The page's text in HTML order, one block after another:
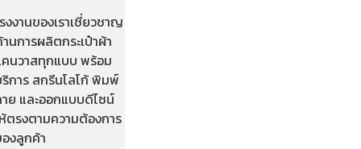
งงานของเราเชี่ยวชาญ
นการผลิตกระเป๋าผ้า
นวาสทุกแบบ พร้อม
การ สกรีนโลโก้ พิมพ์
ย และออกแบบดีไซน์
ตรงตามความต้องการ
งลูกค้า